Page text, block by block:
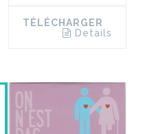
TÉLÉCHARGER
Details